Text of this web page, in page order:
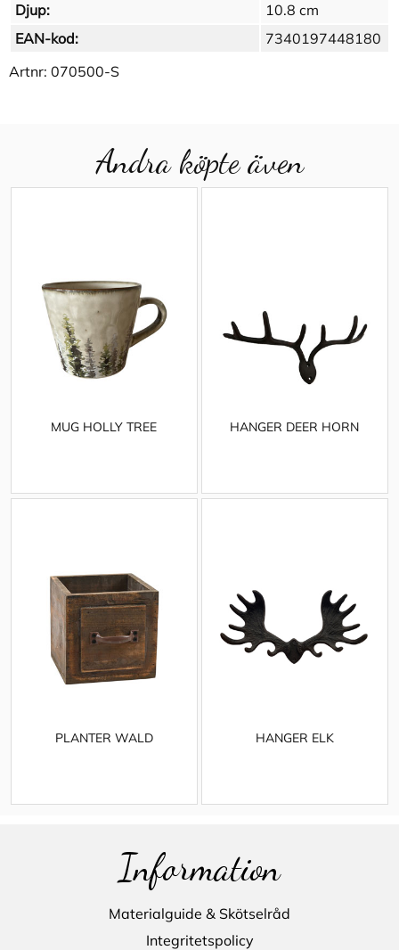
Djup:
10.8 cm
EAN-kod:
7340197448180
Artnr: 070500-S
Andra köpte även
MUG HOLLY TREE HANGER DEER HORN
PLANTER WALD HANGER ELK
Information
Materialguide & Skötselråd
Integritetspolicy